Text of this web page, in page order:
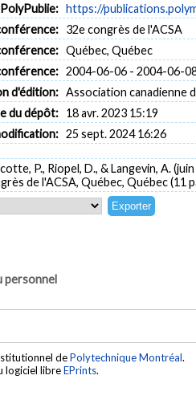
https://
32e congrès de l'ACSA
Québec, Québec
2004-06-06 - 2004-06-
d'édition: Association canadienne
du dépôt: 18 avr. 2023 15:19
25 sept. 2024 16:26
P., Riopel, D., & Langevin, A.
de l'ACSA, Québec, Québec (11
personnel
dePolytechnique Montréal.
logiciel libreEPrints.